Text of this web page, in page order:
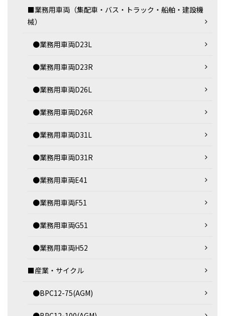
■業務用車両（集配車・バス・トラック・船舶・建設機
械）
●業務用車両D23L
●業務用車両D23R
●業務用車両D26L
●業務用車両D26R
●業務用車両D31L
●業務用車両D31R
●業務用車両E41
●業務用車両F51
●業務用車両G51
●業務用車両H52
■産業・サイクル
●BPC12-75(AGM)